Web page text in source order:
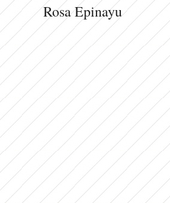
Rosa Epinayu